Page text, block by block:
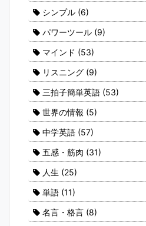
シンプル (6)
パワーツール (9)
マインド (53)
リスニング (9)
三拍子簡単英語 (53)
世界の情報 (5)
中学英語 (57)
五感・筋肉 (31)
人生 (25)
単語 (11)
名言・格言 (8)